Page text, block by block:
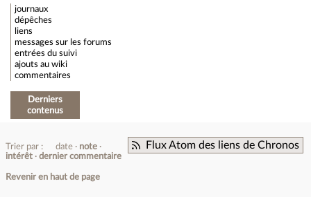
journaux
dépêches
liens
messages sur les forums
entrées du suivi
ajouts au wiki
commentaires
Derniers
contenus
Flux Atom des liens de Chronos
Trier par : date
note
intérêt
dernier commentaire
Revenir en haut de page